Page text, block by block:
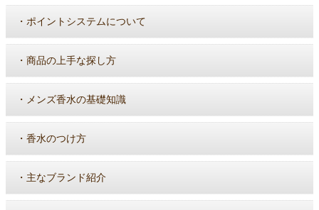
・ ポイントシステムについて
・ 商品の上手な探し方
・ メンズ香水の基礎知識
・ 香水のつけ方
・ 主なブランド紹介